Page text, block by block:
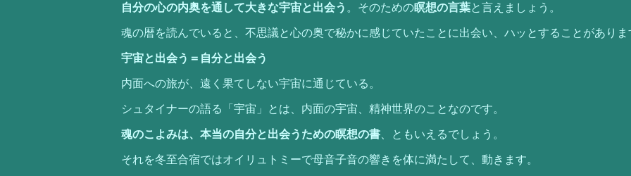
自分の心の内奥を通して大きな宇宙と出会う 。そのための瞑想の言葉と言えましょう。
魂の暦を読んでいると、不思議と心の奥で秘かに感じていたことに出会い、ハッとすることがありま
宇宙と出会う＝自分と出会う
内面への旅が、遠く果てしない宇宙に通じている。
シュタイナーの語る「宇宙」とは、内面の宇宙、精神世界のことなのです。
魂のこよみは、本当の自分と出会うための瞑想の書 、ともいえるでしょう。
それを冬至合宿ではオイリュトミーで母音子音の響きを体に満たして、動きます。